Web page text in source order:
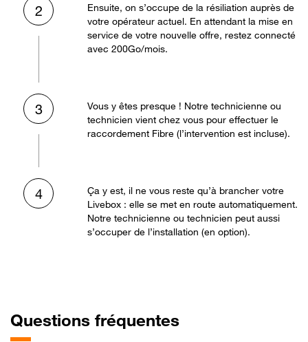
2
Ensuite, on s’occupe de la résiliation auprès de
votre opérateur actuel. En attendant la mise en
service de votre nouvelle offre, restez connecté
avec 200Go/mois.
3
Vous y êtes presque ! Notre technicienne ou
technicien vient chez vous pour effectuer le
raccordement Fibre (l’intervention est incluse).
4
Ça y est, il ne vous reste qu’à brancher votre
Livebox : elle se met en route automatiquement.
Notre technicienne ou technicien peut aussi
s’occuper de l’installation (en option).
Questions fréquentes